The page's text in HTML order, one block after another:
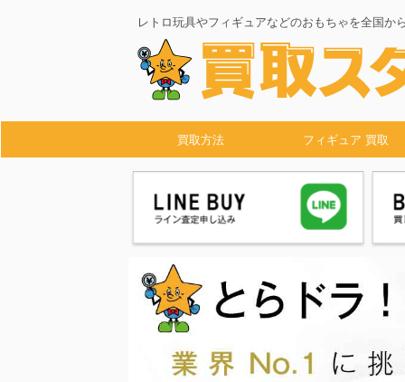
レトロ玩具やフィギュアなどのおもちゃを全国か
買取方法 フィギュア 買取